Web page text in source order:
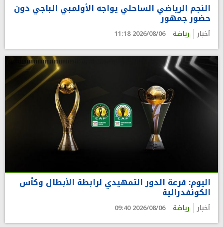
النجم الرياضي الساحلي يواجه الأولمبي الباجي دون
حضور جمهور
أخبار رياضة 2026/08/06 11:18
اليوم: قرعة الدور التمهيدي لرابطة الأبطال وكأس
الكونفدرالية
أخبار رياضة 2026/08/06 09:40